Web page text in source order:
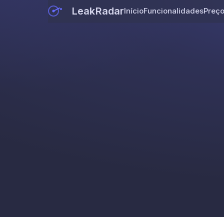
LeakRadarInícioFuncionalidades